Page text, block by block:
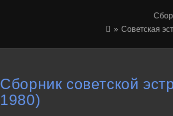
» Советская
Сборник советской
1980)